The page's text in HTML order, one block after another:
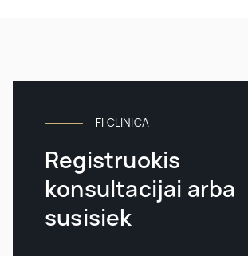
FI CLINICA
Registruokis
konsultacijai arba
susisiek